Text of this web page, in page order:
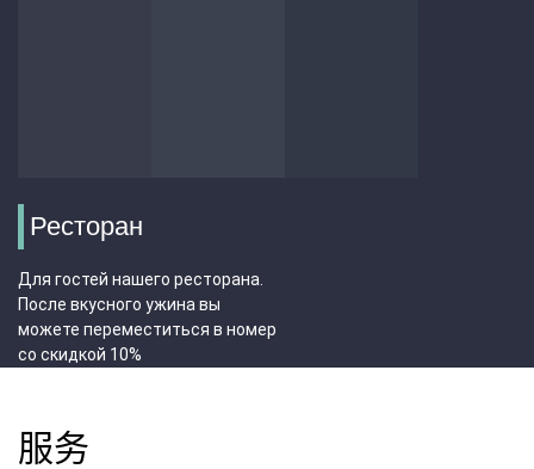
Ресторан
Для гостей нашего ресторана.
После вкусного ужина вы
можете переместиться в номер
со скидкой 10%
服务